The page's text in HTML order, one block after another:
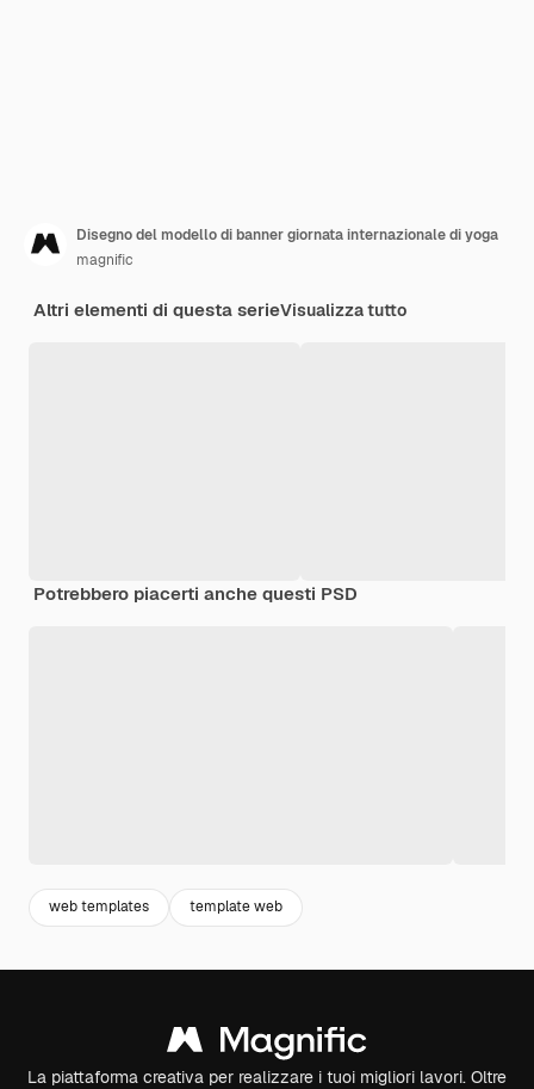
Disegno del modello di banner giornata internazionale di yoga
magnific
Altri elementi di questa serieVisualizza tutto
Potrebbero piacerti anche questi PSD
web templates template web
La piattaforma creativa per realizzare i tuoi migliori lavori. Oltre